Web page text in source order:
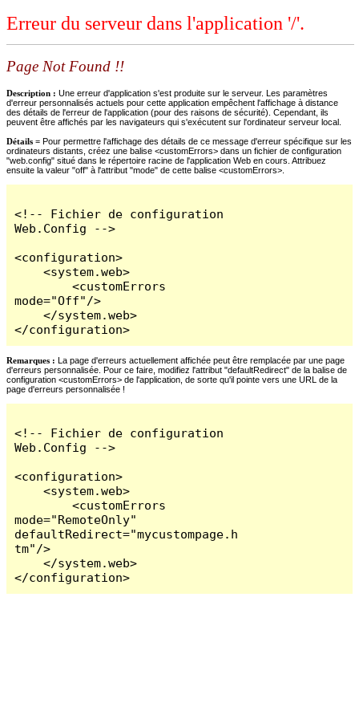
Erreur du serveur dans l'application '/'.
Page Not Found !!
Description : Une erreur d'application s'est produite sur le serveur. Les paramètres
d'erreur personnalisés actuels pour cette application empêchent l'affichage à distance
des détails de l'erreur de l'application (pour des raisons de sécurité). Cependant, ils
peuvent être affichés par les navigateurs qui s'exécutent sur l'ordinateur serveur local.
Détails = Pour permettre l'affichage des détails de ce message d'erreur spécifique sur les
ordinateurs distants, créez une balise <customErrors> dans un fichier de configuration
"web.config" situé dans le répertoire racine de l'application Web en cours. Attribuez
ensuite la valeur "off" à l'attribut "mode" de cette balise <customErrors>.
<!-- Fichier de configuration
Web.Config -->
<configuration>
    <system.web>
        <customErrors
mode="Off"/>
    </system.web>
</configuration>
Remarques : La page d'erreurs actuellement affichée peut être remplacée par une page
d'erreurs personnalisée. Pour ce faire, modifiez l'attribut "defaultRedirect" de la balise de
configuration <customErrors> de l'application, de sorte qu'il pointe vers une URL de la
page d'erreurs personnalisée !
<!-- Fichier de configuration
Web.Config -->
<configuration>
    <system.web>
        <customErrors
mode="RemoteOnly"
defaultRedirect="mycustompage.h
tm"/>
    </system.web>
</configuration>